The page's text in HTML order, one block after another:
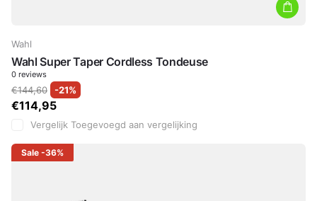
Wahl
Wahl Super Taper Cordless Tondeuse
0 reviews
€144,60 -21%
€114,95
Vergelijk Toegevoegd aan vergelijking
Sale -36%